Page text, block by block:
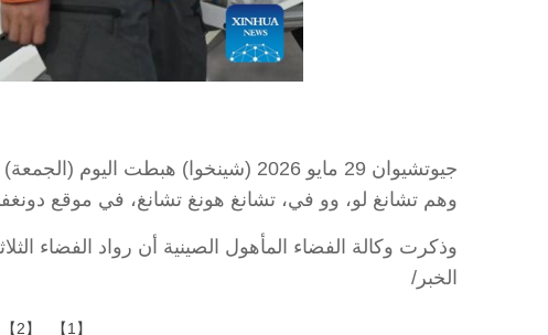
وهم تشانغ لو، وو في، تشانغ هونغ تشانغ، في موقع
الخبر/
【1】
【2】